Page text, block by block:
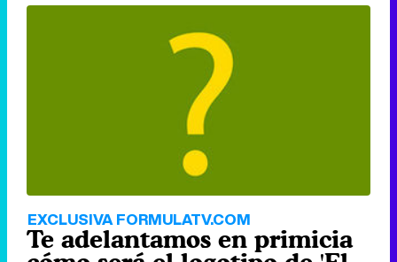
EXCLUSIVA FORMULATV.COM
Te adelantamos en primicia